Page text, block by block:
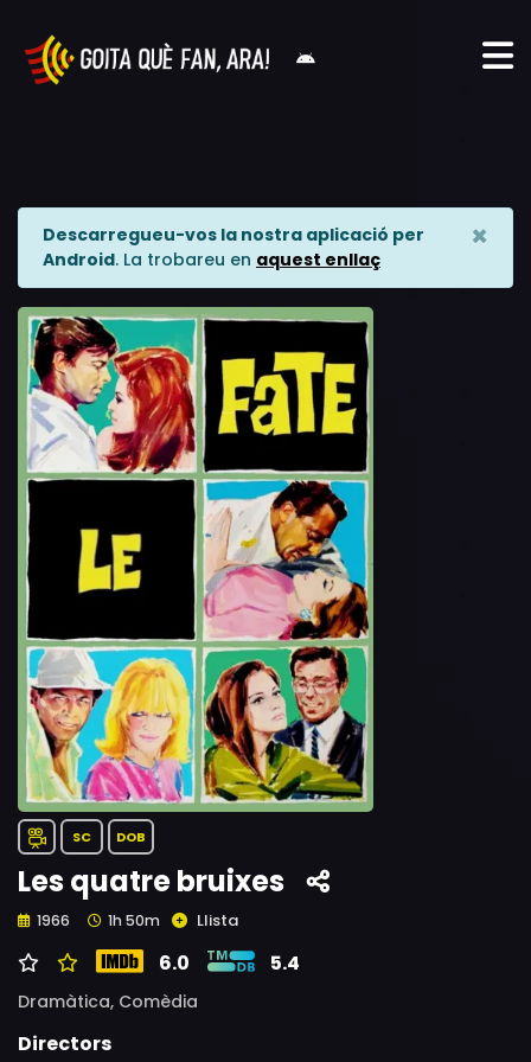
Descarregueu-vos la nostra aplicació per
Android. La trobareu en aquest enllaç
×
SC DOB
Les quatre bruixes
1966 1h 50m Llista
6.0 5.4
Dramàtica, Comèdia
Directors